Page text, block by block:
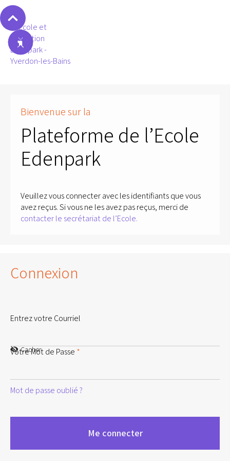
Bienvenue sur la
Plateforme de l’Ecole
Edenpark
Veuillez vous connecter avec les identifiants que vous
avez reçus. Si vous ne les avez pas reçus, merci de
contacter le secrétariat de l’Ecole.
Connexion
Entrez votre Courriel
Votre Mot de Passe *
Cacher
Mot de passe oublié ?